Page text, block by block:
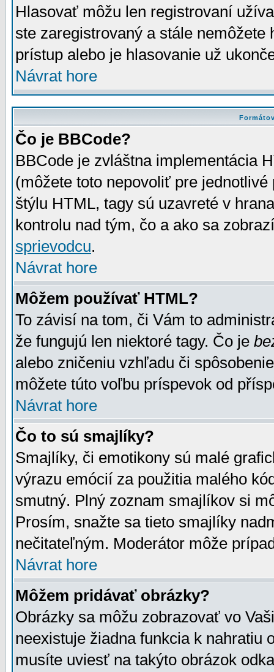
Hlasovať môžu len registrovaní
ste zaregistrovaný a stále
prístup alebo je hlasovanie už
Návrat hore
Čo je BBCode?
BBCode je zvláštna implementácia
(môžete toto nepovoliť pre
štýlu HTML, tagy sú uzavreté v
kontrolu nad tým, čo a ako sa
sprievodcu.
Návrat hore
Môžem používať HTML?
To závisí na tom, či Vám to
že fungujú len niektoré tagy. Čo je
alebo zničeniu vzhľadu či
môžete túto voľbu príspevok od
Návrat hore
Čo to sú smajlíky?
Smajlíky, či emotikony sú malé
výrazu emócií za použitia malého
smutný. Plný zoznam smajlíkov si
Prosím, snažte sa tieto smajlíky
nečitateľným. Moderátor môže
Návrat hore
Môžem pridávať obrázky?
Obrázky sa môžu zobrazovať vo
neexistuje žiadna funkcia k nahratiu
musíte uviesť na takýto obrázok